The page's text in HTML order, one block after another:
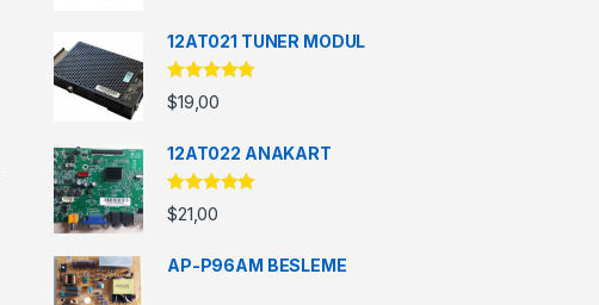
12AT021 TUNER MODUL
5 üzerinden
5.00oy aldı
$19,00
12AT022 ANAKART
5 üzerinden
5.00oy aldı
$21,00
AP-P96AM BESLEME